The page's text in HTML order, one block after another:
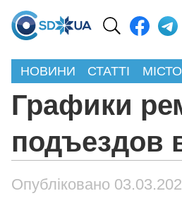
НОВИНИ СТАТТІ МІСТО
Графики
подъездов
Опубліковано